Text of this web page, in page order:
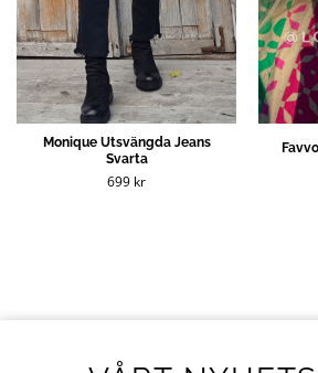
Monique Utsvängda Jeans
Svarta
699 kr